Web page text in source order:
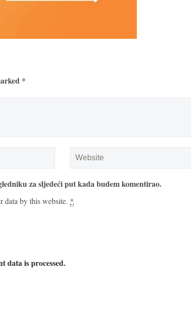
*
za sljedeći put kada budem komentirao.
data by this website. *
data is processed.